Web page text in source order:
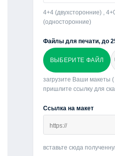
4+4 (двухсторонние) ,
(односторонние)
Файлы для печати, до
ВЫБЕРИТЕ ФАЙЛ
загрузите Ваши макеты
пришлите ссылку для
Ссылка на макет
вставьте сюда